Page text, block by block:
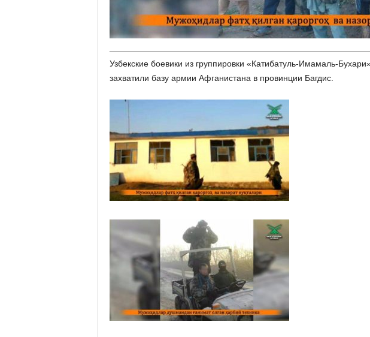
Узбекские боевики из группировки «Катибатуль-Имамаль-
захватили базу армии Афганистана в провинции Багдис.